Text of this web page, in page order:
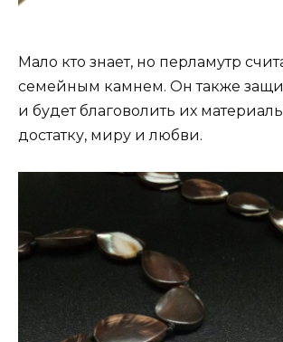
Мало кто знает, но перламутр
семейным камнем. Он также
и будет благоволить их
достатку, миру и любви.